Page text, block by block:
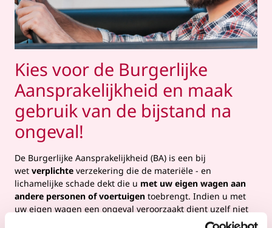
Kies voor de Burgerlijke
Aansprakelijkheid en maak
gebruik van de bijstand na
ongeval!
De Burgerlijke Aansprakelijkheid (BA) is een bij
wet verplichte verzekering die de materiële - en
lichamelijke schade dekt die u met uw eigen wagen aan
andere personen of voertuigen toebrengt. Indien u met
uw eigen wagen een ongeval veroorzaakt dient uzelf niet
de tegenpartij te vergoeden. Uw BA verzekering doet dat